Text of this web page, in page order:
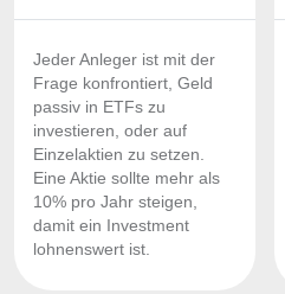
Jeder Anleger ist mit der
Frage konfrontiert, Geld
passiv in ETFs zu
investieren, oder auf
Einzelaktien zu setzen.
Eine Aktie sollte mehr als
10% pro Jahr steigen,
damit ein Investment
lohnenswert ist.